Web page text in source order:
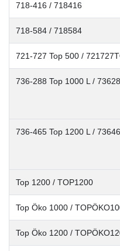
718-416 / 718416
718-584 / 718584
721-727 Top 500 /
736-288 Top 1000 L /
736-465 Top 1200 L /
Top 1200 / TOP1200
Top Öko 1000 /
Top Öko 1200 /